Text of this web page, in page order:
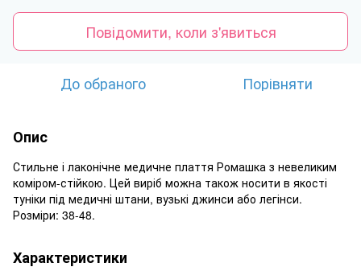
Повідомити, коли з'явиться
До обраного Порівняти
Опис
Стильне і лаконічне медичне плаття Ромашка з невеликим
коміром-стійкою. Цей виріб можна також носити в якості
туніки під медичні штани, вузькі джинси або легінси.
Розміри: 38-48.
Характеристики